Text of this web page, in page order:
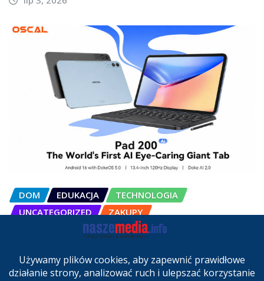
DOM EDUKACJA
TECHNOLOGIA
UNCATEGORIZED
ZAKUPY
OSCAL Pad 200 alternatywą dla
sprzedaży w Polsce